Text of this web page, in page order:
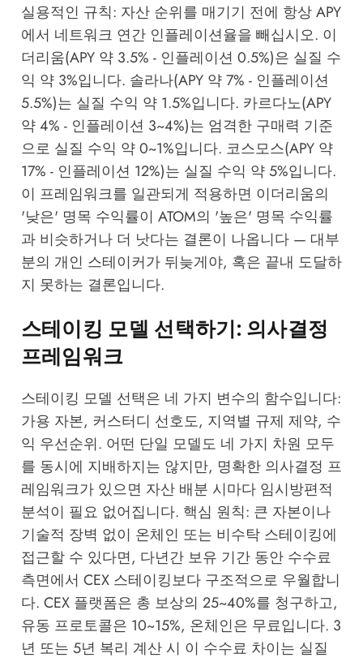
실용적인 규칙: 자산 순위를 매기기 전에 항상 APY
에서 네트워크 연간 인플레이션율을 빼십시오. 이
더리움(APY 약 3.5% - 인플레이션 0.5%)은 실질 수
익 약 3%입니다. 솔라나(APY 약 7% - 인플레이션
5.5%)는 실질 수익 약 1.5%입니다. 카르다노(APY
약 4% - 인플레이션 3~4%)는 엄격한 구매력 기준
으로 실질 수익 약 0~1%입니다. 코스모스(APY 약
17% - 인플레이션 12%)는 실질 수익 약 5%입니다.
이 프레임워크를 일관되게 적용하면 이더리움의
'낮은' 명목 수익률이 ATOM의 '높은' 명목 수익률
과 비슷하거나 더 낫다는 결론이 나옵니다 — 대부
분의 개인 스테이커가 뒤늦게야, 혹은 끝내 도달하
지 못하는 결론입니다.
스테이킹 모델 선택하기: 의사결정
프레임워크
스테이킹 모델 선택은 네 가지 변수의 함수입니다:
가용 자본, 커스터디 선호도, 지역별 규제 제약, 수
익 우선순위. 어떤 단일 모델도 네 가지 차원 모두
를 동시에 지배하지는 않지만, 명확한 의사결정 프
레임워크가 있으면 자산 배분 시마다 임시방편적
분석이 필요 없어집니다. 핵심 원칙: 큰 자본이나
기술적 장벽 없이 온체인 또는 비수탁 스테이킹에
접근할 수 있다면, 다년간 보유 기간 동안 수수료
측면에서 CEX 스테이킹보다 구조적으로 우월합니
다. CEX 플랫폼은 총 보상의 25~40%를 청구하고,
유동 프로토콜은 10~15%, 온체인은 무료입니다. 3
년 또는 5년 복리 계산 시 이 수수료 차이는 실질